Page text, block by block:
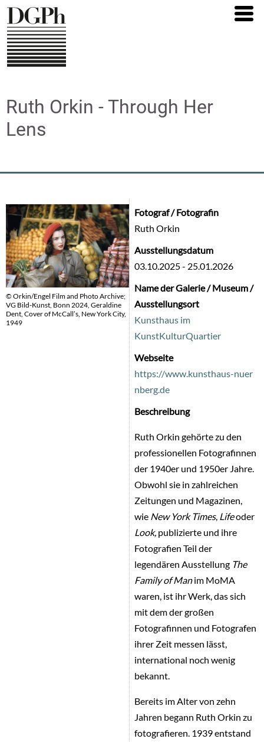
Direkt
zum
Inhalt
Ruth Orkin - Through Her
Lens
© Orkin/Engel Film and Photo Archive;
VG Bild-Kunst, Bonn 2024, Geraldine
Dent, Cover of McCall’s, New York City,
1949
Fotograf / Fotografin
Ruth Orkin
Ausstellungsdatum
03.10.2025- 25.01.2026
Name der Galerie / Museum /
Ausstellungsort
Kunsthaus im
KunstKulturQuartier
Webseite
https://www.kunsthaus-nuer
nberg.de
Beschreibung
Ruth Orkin gehörte zu den
professionellen Fotografinnen
der 1940er und 1950er Jahre.
Obwohl sie in zahlreichen
Zeitungen und Magazinen,
wie New York Times, Lifeoder
Look, publizierte und ihre
Fotografien Teil der
legendären Ausstellung The
Family of Manim MoMA
waren, ist ihr Werk, das sich
mit dem der großen
Fotografinnen und Fotografen
ihrer Zeit messen lässt,
international noch wenig
bekannt.
Bereits im Alter von zehn
Jahren begann Ruth Orkin zu
fotografieren. 1939 entstand